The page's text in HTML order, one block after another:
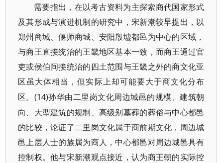
需要指出，在以考古资料为主探索商代国家形式
及其形成与演进机制的研究中，宋新潮较早提出，以
郑州商城、偃师商城、安阳殷墟都邑为中心的区域，
与商王直接统治的王畿地区基本一致，而商王通过官
吏或侯伯间接统治的四土范围与王畿之外的商文化亚
区虽大体相当，但实际上却可能要大于商文化分布
区。 (14)孙华由二里岗文化周边城邑的规模、建筑朝
向、大型建筑的规制、高级别墓葬的葬俗与中心都邑
的比较，论证了二里岗文化属于商前期文化，周边城
邑上层人士的族属为商人，中心都邑对周边城邑具有
控制权。他与宋新潮观点接近，认为商王朝的实际控